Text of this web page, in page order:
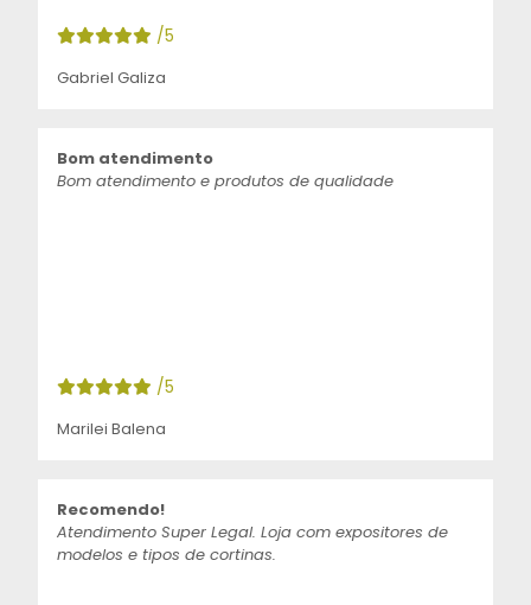
/5
Gabriel Galiza
Bom atendimento
Bom atendimento e produtos de qualidade
/5
Marilei Balena
Recomendo!
Atendimento Super Legal. Loja com expositores de
modelos e tipos de cortinas.